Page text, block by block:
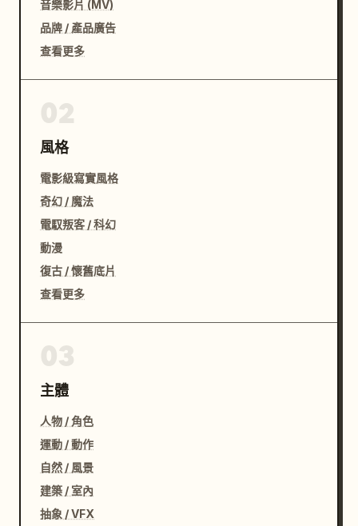
音樂影片 (MV)
品牌 / 產品廣告
查看更多
風格
電影級寫實風格
奇幻 / 魔法
電馭叛客 / 科幻
動漫
復古 / 懷舊底片
查看更多
主體
人物 / 角色
運動 / 動作
自然 / 風景
建築 / 室內
抽象 / VFX